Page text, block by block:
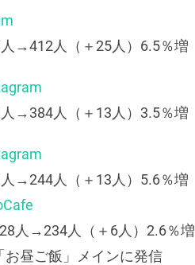
→412人（＋25人）6.5％増
→384人（＋13人）3.5％増
→244人（＋13人）5.6％増
人→234人（＋6人）2.6％増
昼ご飯」メインに発信